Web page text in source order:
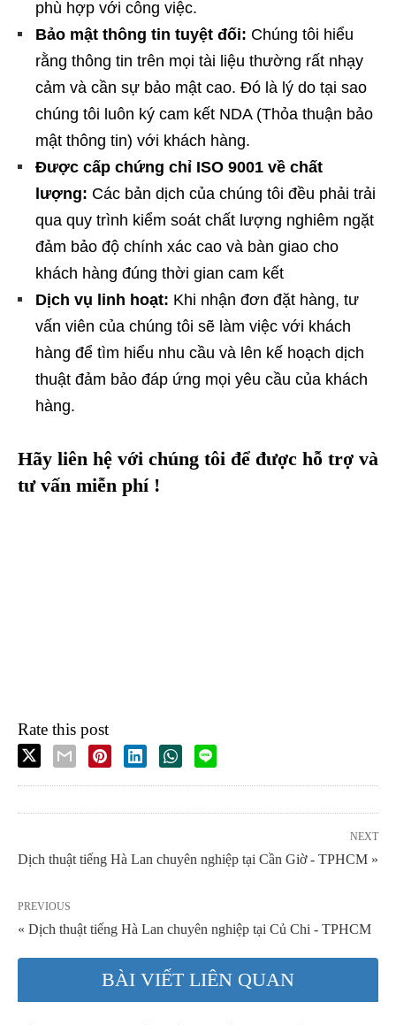
phù hợp với công việc.
Bảo mật thông tin tuyệt đối: Chúng tôi hiểu
rằng thông tin trên mọi tài liệu thường rất nhạy
cảm và cần sự bảo mật cao. Đó là lý do tại sao
chúng tôi luôn ký cam kết NDA (Thỏa thuận bảo
mật thông tin) với khách hàng.
Được cấp chứng chỉ ISO 9001 về chất
lượng: Các bản dịch của chúng tôi đều phải trải
qua quy trình kiểm soát chất lượng nghiêm ngặt
đảm bảo độ chính xác cao và bàn giao cho
khách hàng đúng thời gian cam kết
Dịch vụ linh hoạt: Khi nhận đơn đặt hàng, tư
vấn viên của chúng tôi sẽ làm việc với khách
hàng để tìm hiểu nhu cầu và lên kế hoạch dịch
thuật đảm bảo đáp ứng mọi yêu cầu của khách
hàng.
Hãy liên hệ với chúng tôi để được hỗ trợ và
tư vấn miễn phí !
Rate this post
NEXT
Dịch thuật tiếng Hà Lan chuyên nghiệp tại Cần Giờ - TPHCM »
PREVIOUS
« Dịch thuật tiếng Hà Lan chuyên nghiệp tại Củ Chi - TPHCM
BÀI VIẾT LIÊN QUAN